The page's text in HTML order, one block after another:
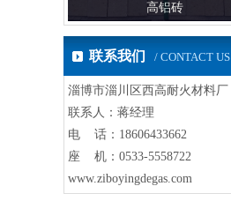
高铝砖
联系我们 / CONTACT US
淄博市淄川区西高耐火材料厂
联系人：蒋经理
电 话：18606433662
座 机：0533-5558722
www.ziboyingdegas.com